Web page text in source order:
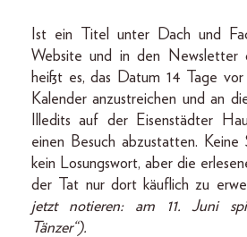
Ist ein Titel unter Dach und
Website und in den Newsletter
heißt es, das Datum 14 Tage
Kalender anzustreichen und an
Illedits auf der Eisenstädter
einen Besuch abzustatten. Keine
kein Losungswort, aber die
der Tat nur dort käuflich zu
jetzt notieren: am 11. Juni
Tänzer“).